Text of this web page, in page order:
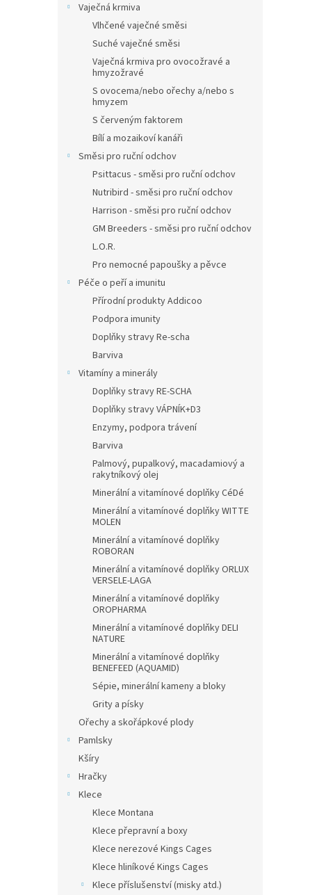
Vaječná krmiva
Vlhčené vaječné směsi
Suché vaječné směsi
Vaječná krmiva pro ovocožravé a
hmyzožravé
S ovocema/nebo ořechy a/nebo s
hmyzem
S červeným faktorem
Bílí a mozaikoví kanáři
Směsi pro ruční odchov
Psittacus - směsi pro ruční odchov
Nutribird - směsi pro ruční odchov
Harrison - směsi pro ruční odchov
GM Breeders - směsi pro ruční odchov
L.O.R.
Pro nemocné papoušky a pěvce
Péče o peří a imunitu
Přírodní produkty Addicoo
Podpora imunity
Doplňky stravy Re-scha
Barviva
Vitamíny a minerály
Doplňky stravy RE-SCHA
Doplňky stravy VÁPNÍK+D3
Enzymy, podpora trávení
Barviva
Palmový, pupalkový, macadamiový a
rakytníkový olej
Minerální a vitamínové doplňky CéDé
Minerální a vitamínové doplňky WITTE
MOLEN
Minerální a vitamínové doplňky
ROBORAN
Minerální a vitamínové doplňky ORLUX
VERSELE-LAGA
Minerální a vitamínové doplňky
OROPHARMA
Minerální a vitamínové doplňky DELI
NATURE
Minerální a vitamínové doplňky
BENEFEED (AQUAMID)
Sépie, minerální kameny a bloky
Grity a písky
Ořechy a skořápkové plody
Pamlsky
Kšíry
Hračky
Klece
Klece Montana
Klece přepravní a boxy
Klece nerezové Kings Cages
Klece hliníkové Kings Cages
Klece příslušenství (misky atd.)